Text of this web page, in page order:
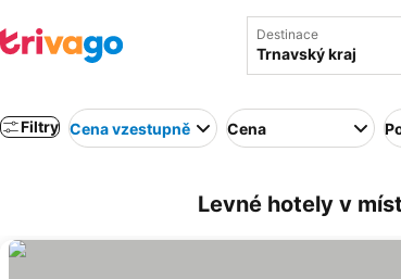
Destinace
Filtry Cena vzestupně Cena
Levné hotely v